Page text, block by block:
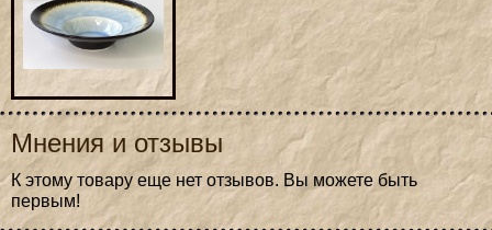
Мнения и отзывы
К этому товару еще нет отзывов. Вы можете быть
первым!